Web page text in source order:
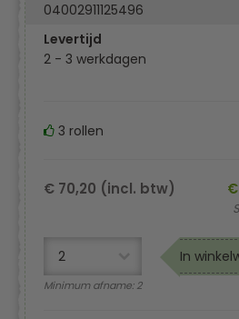
04002911125496
Levertijd
2 - 3 werkdagen
3 rollen
€ 70,20 (incl. btw)
Minimum afname: 2
In